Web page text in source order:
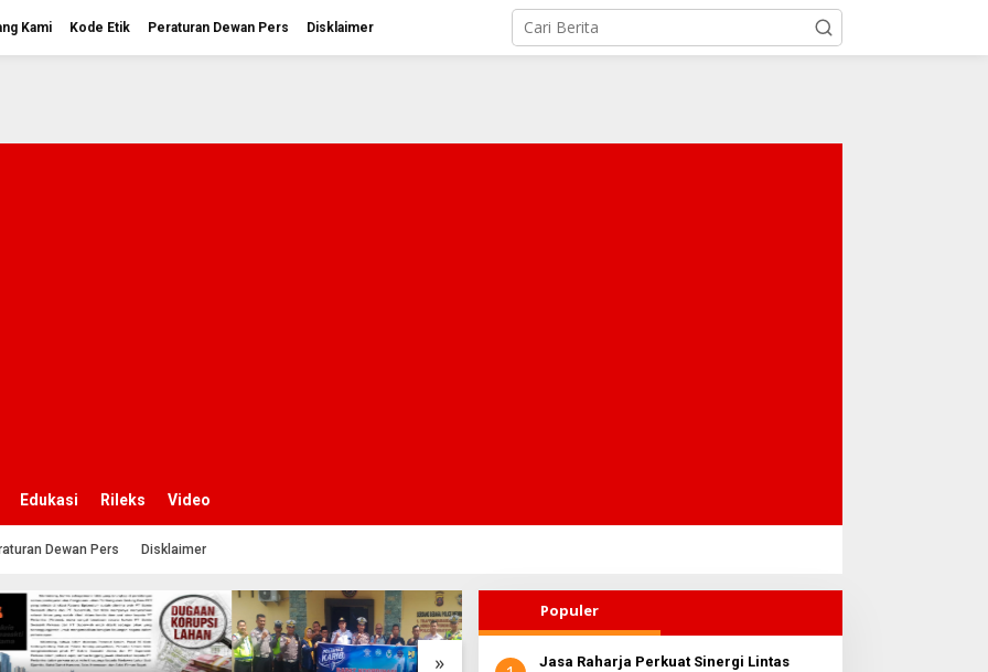
Kami Kode Etik Peraturan Dewan Pers Disklaimer
Edukasi Rileks Video
Dewan Pers Disklaimer
»
Populer
Jasa Raharja Perkuat Sinergi Lintas